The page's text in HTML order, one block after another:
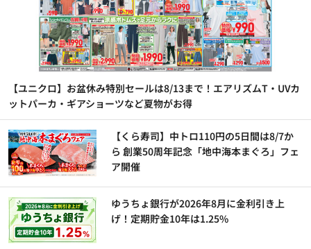
【ユニクロ】お盆休み特別セールは8/13まで！エアリズムT・UVカ
ットパーカ・ギアショーツなど夏物がお得
【くら寿司】中トロ110円の5日間は8/7か
ら 創業50周年記念「地中海本まぐろ」フェ
ア開催
ゆうちょ銀行が2026年8月に金利引き上
げ！定期貯金10年は1.25%